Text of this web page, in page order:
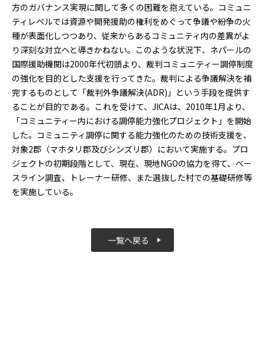
方のガバナンス実現に関して多くの困難を抱えている。コミュニ
ティレベルでは資源や開発援助の権利をめぐって争議や紛争の火
種が表面化しつつあり、従来からあるコミュニティ内の差異がよ
り深刻な対立へと導きかねない。このような状況下、ネパールの
国際援助機関は2000年代初頭より、裁判コミュニティー調停制度
の強化を目的とした支援を行ってきた。裁判による争議解決を補
完するものとして「裁判外争議解決(ADR)」という手段を提供す
ることが目的である。これを受けて、JICAは、2010年1月より、
「コミュニティー内における調停能力強化プロジェクト」を開始
した。コミュニティ調停に関する能力強化のための技術支援を、
対象2郡（マホタリ郡及びシンズリ郡）において実施する。プロ
ジェクトの初期段階として、現在、現地NGOの協力を得て、ベー
スライン調査、トレーナー研修、また選抜した村での基礎研修等
を実施している。
一覧へ戻る